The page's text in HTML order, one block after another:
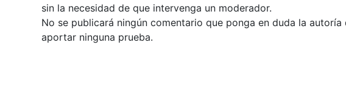
sin la necesidad de que intervenga un moderador.
No se publicará ningún comentario que ponga en duda la autoría
aportar ninguna prueba.